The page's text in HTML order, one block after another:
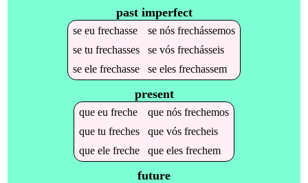
past imperfect
se eu frechasse se nós frechássemos
se tu frechasses se vós frechásseis
se ele frechasse se eles frechassem
present
que eu freche que nós frechemos
que tu freches que vós frecheis
que ele freche que eles frechem
future